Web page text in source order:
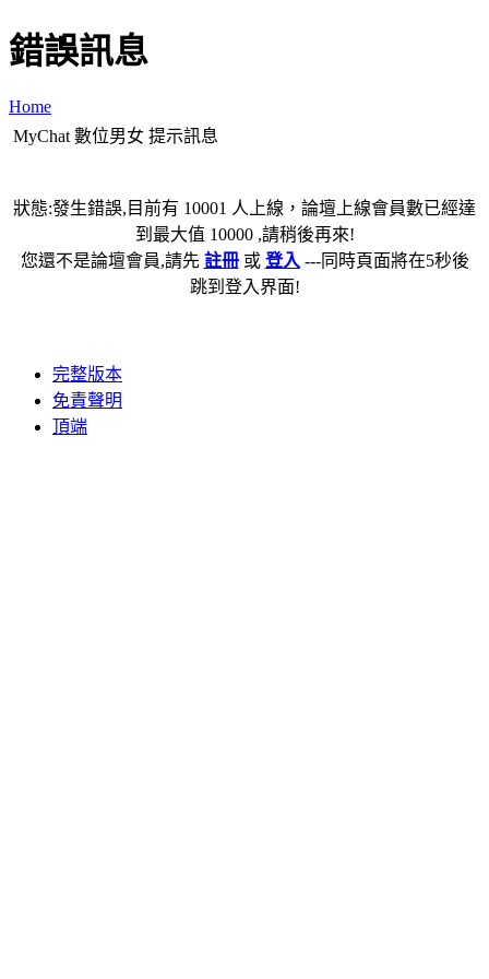
錯誤訊息
Home
MyChat 數位男女 提示訊息
狀態:發生錯誤,目前有 10001 人上線，論壇上線會員數已經達
到最大值 10000 ,請稍後再來!
您還不是論壇會員,請先 註冊或 登入 ---同時頁面將在5秒後
跳到登入界面!
完整版本
免責聲明
頂端